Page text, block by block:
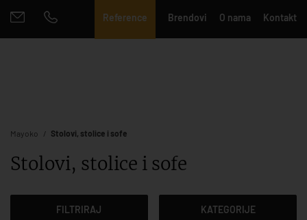
Reference Brendovi O nama Kontakt
Mayoko Stolovi, stolice i sofe
Stolovi, stolice i sofe
FILTRIRAJ KATEGORIJE